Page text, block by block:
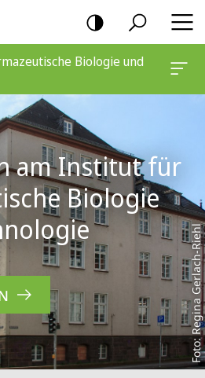
Biologie und
Foto: Regina Gerlach-Riehl
am Institut für
Biologie